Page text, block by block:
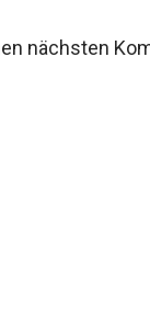
nächsten